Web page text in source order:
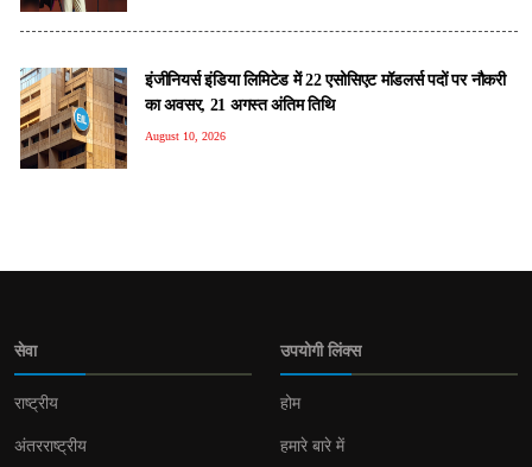
इंजीनियर्स इंडिया लिमिटेड में 22 एसोसिएट मॉडलर्स पदों पर नौकरी
का अवसर, 21 अगस्त अंतिम तिथि
August 10, 2026
सेवा
राष्ट्रीय
अंतरराष्ट्रीय
उपयोगी लिंक्स
होम
हमारे बारे में